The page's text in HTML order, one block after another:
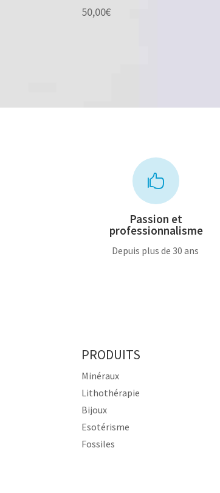
50,00€

Passion et
professionnalisme
Depuis plus de 30 ans
PRODUITS
Minéraux
Lithothérapie
Bijoux
Esotérisme
Fossiles